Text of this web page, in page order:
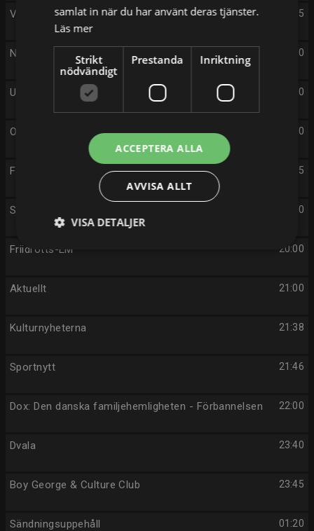
16:55
Var är Odin?
17:30
Nyhetstecken
17:40
Uutiset
17:50
Oddasat
17:55
Familjen Adampour
18:20
Simning: EM
20:00
Friidrotts-EM
21:00
Aktuellt
21:38
Kulturnyheterna
21:46
Sportnytt
22:00
Dox: Den danska familjehemligheten - Förbannelsen
23:40
Dvala
23:45
Boy George & Culture Club
01:20
Sändningsuppehåll
samlat in när du har använt deras tjänster.
Läs mer
Strikt
nödvändigt
Prestanda Inriktning
ACCEPTERA ALLA
AVVISA ALLT
VISA DETALJER